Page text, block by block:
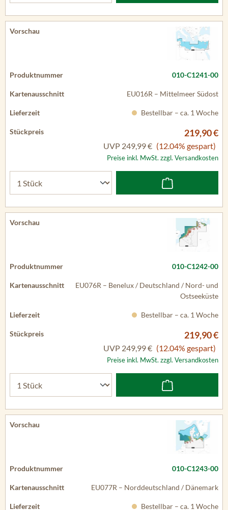
010-C1241-00
EU016R – Mittelmeer Südost
Bestellbar – ca. 1 Woche
219,90 €
UVP 249,99 € (12.04% gespart)
Preise inkl. MwSt. zzgl. Versandkosten
010-C1242-00
EU076R – Benelux / Deutschland / Nord- und
Ostseeküste
Bestellbar – ca. 1 Woche
219,90 €
UVP 249,99 € (12.04% gespart)
Preise inkl. MwSt. zzgl. Versandkosten
010-C1243-00
EU077R – Norddeutschland / Dänemark
Bestellbar – ca. 1 Woche